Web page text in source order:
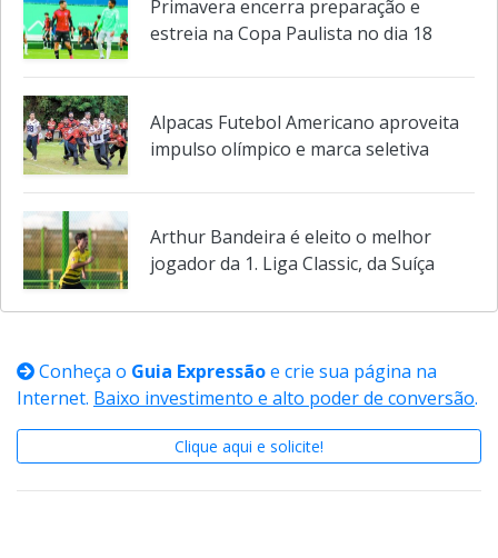
Primavera encerra preparação e
estreia na Copa Paulista no dia 18
Alpacas Futebol Americano aproveita
impulso olímpico e marca seletiva
Arthur Bandeira é eleito o melhor
jogador da 1. Liga Classic, da Suíça
Conheça o Guia Expressãoe crie sua página na
Internet. Baixo investimento e alto poder de conversão.
Clique aqui e solicite!